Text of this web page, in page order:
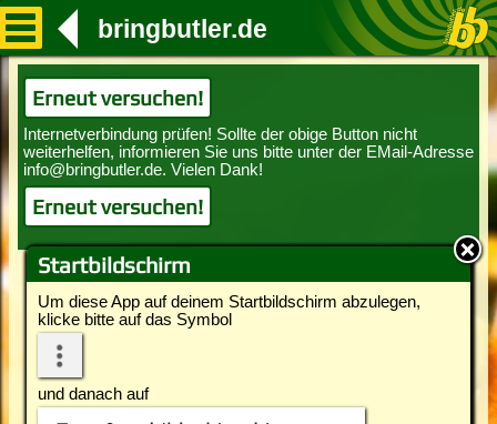
Startbildschirm
Um diese App auf deinem Startbildschirm abzulegen,
klicke bitte auf das Symbol
und danach auf
bringbutler.de
Erneut versuchen!
Erneut versuchen!